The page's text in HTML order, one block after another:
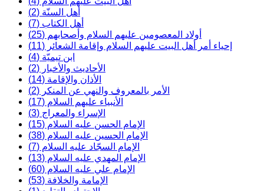
أهل السنّة (2)
أهل الكتاب (7)
أولاد المعصومين عليهم السلام وأصحابهم (25)
إحياء أمر أهل البيت عليهم السلام وإقامة الشعائر (11)
ابن تيميّة (4)
الأحاديث والأخبار (2)
الأذان والإقامة (14)
الأمر بالمعروف والنهي عن المنكر (2)
الأنبياء عليهم السلام (17)
الإسراء والمعراج (3)
الإمام الحسن عليه السلام (15)
الإمام الحسين عليه السلام (38)
الإمام السجّاد عليه السلام (7)
الإمام المهدي عليه السلام (13)
الإمام علي عليه السلام (60)
الإمامة والخلافة (53)